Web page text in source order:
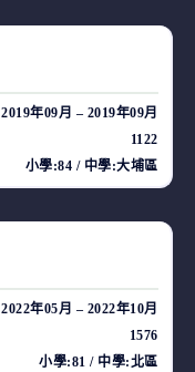
2019年09月 – 2019年09月
1122
小學:84 / 中學:大埔區
2022年05月 – 2022年10月
1576
小學:81 / 中學:北區